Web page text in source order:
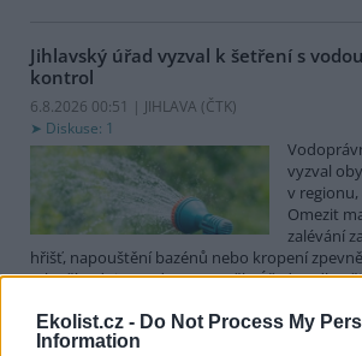
Ekolist.cz - Do Not Process My
Information
Jihlavský úřad vyzval k šetření s
kontrol
6.8.2026 00:51 | JIHLAVA (ČTK)
Diskuse: 1
vyzval
v
Omezit
zalévání
hřišť, napouštění bazénů nebo kropení
mluvčí radnice Radovan Daněk. Úřad podle
kontrolovat povolené odběry. Výzva k
všechny obce spadající pod Jihlavu jako obec s
působností.